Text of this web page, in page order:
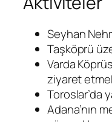
Seyhan
Taşköprü
Varda
ziyaret
Toroslar’da
Adana’nın